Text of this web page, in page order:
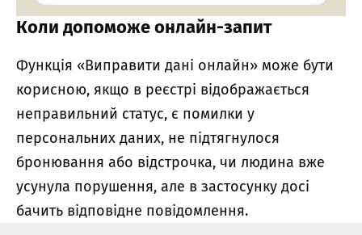
Коли допоможе онлайн-запит
Функція «Виправити дані онлайн» може бути
корисною, якщо в реєстрі відображається
неправильний статус, є помилки у
персональних даних, не підтягнулося
бронювання або відстрочка, чи людина вже
усунула порушення, але в застосунку досі
бачить відповідне повідомлення.